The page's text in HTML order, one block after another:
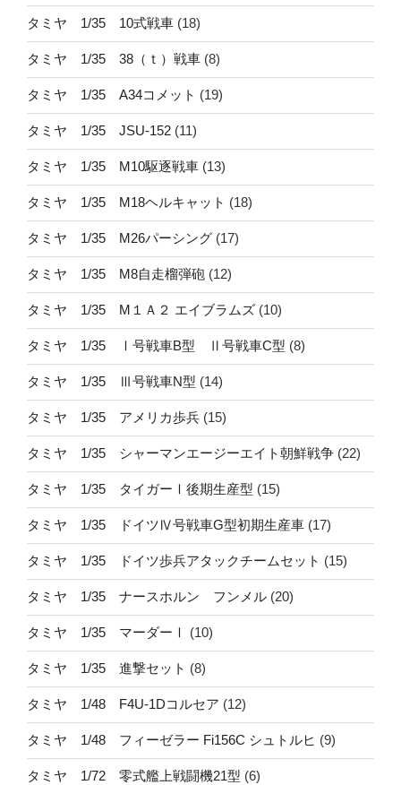
タミヤ 1/35 10式戦車 (18)
タミヤ 1/35 38（ｔ）戦車 (8)
タミヤ 1/35 A34コメット (19)
タミヤ 1/35 JSU-152 (11)
タミヤ 1/35 M10駆逐戦車 (13)
タミヤ 1/35 M18ヘルキャット (18)
タミヤ 1/35 M26パーシング (17)
タミヤ 1/35 M8自走榴弾砲 (12)
タミヤ 1/35 M１Ａ２ エイブラムズ (10)
タミヤ 1/35 Ⅰ号戦車B型 Ⅱ号戦車C型 (8)
タミヤ 1/35 Ⅲ号戦車N型 (14)
タミヤ 1/35 アメリカ歩兵 (15)
タミヤ 1/35 シャーマンエージーエイト朝鮮戦争 (22)
タミヤ 1/35 タイガーⅠ後期生産型 (15)
タミヤ 1/35 ドイツⅣ号戦車G型初期生産車 (17)
タミヤ 1/35 ドイツ歩兵アタックチームセット (15)
タミヤ 1/35 ナースホルン フンメル (20)
タミヤ 1/35 マーダーⅠ (10)
タミヤ 1/35 進撃セット (8)
タミヤ 1/48 F4U-1Dコルセア (12)
タミヤ 1/48 フィーゼラー Fi156C シュトルヒ (9)
タミヤ 1/72 零式艦上戦闘機21型 (6)